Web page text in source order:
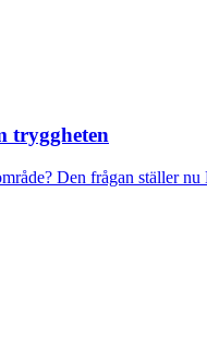
tryggheten
Den frågan ställer